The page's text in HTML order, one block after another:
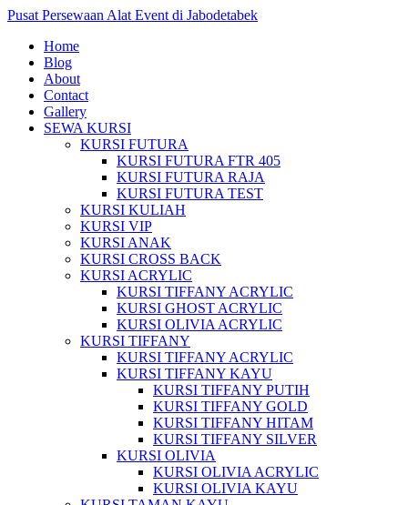
Pusat Persewaan Alat Event di Jabodetabek
Home
Blog
About
Contact
Gallery
SEWA KURSI
KURSI FUTURA
KURSI FUTURA FTR 405
KURSI FUTURA RAJA
KURSI FUTURA TEST
KURSI KULIAH
KURSI VIP
KURSI ANAK
KURSI CROSS BACK
KURSI ACRYLIC
KURSI TIFFANY ACRYLIC
KURSI GHOST ACRYLIC
KURSI OLIVIA ACRYLIC
KURSI TIFFANY
KURSI TIFFANY ACRYLIC
KURSI TIFFANY KAYU
KURSI TIFFANY PUTIH
KURSI TIFFANY GOLD
KURSI TIFFANY HITAM
KURSI TIFFANY SILVER
KURSI OLIVIA
KURSI OLIVIA ACRYLIC
KURSI OLIVIA KAYU